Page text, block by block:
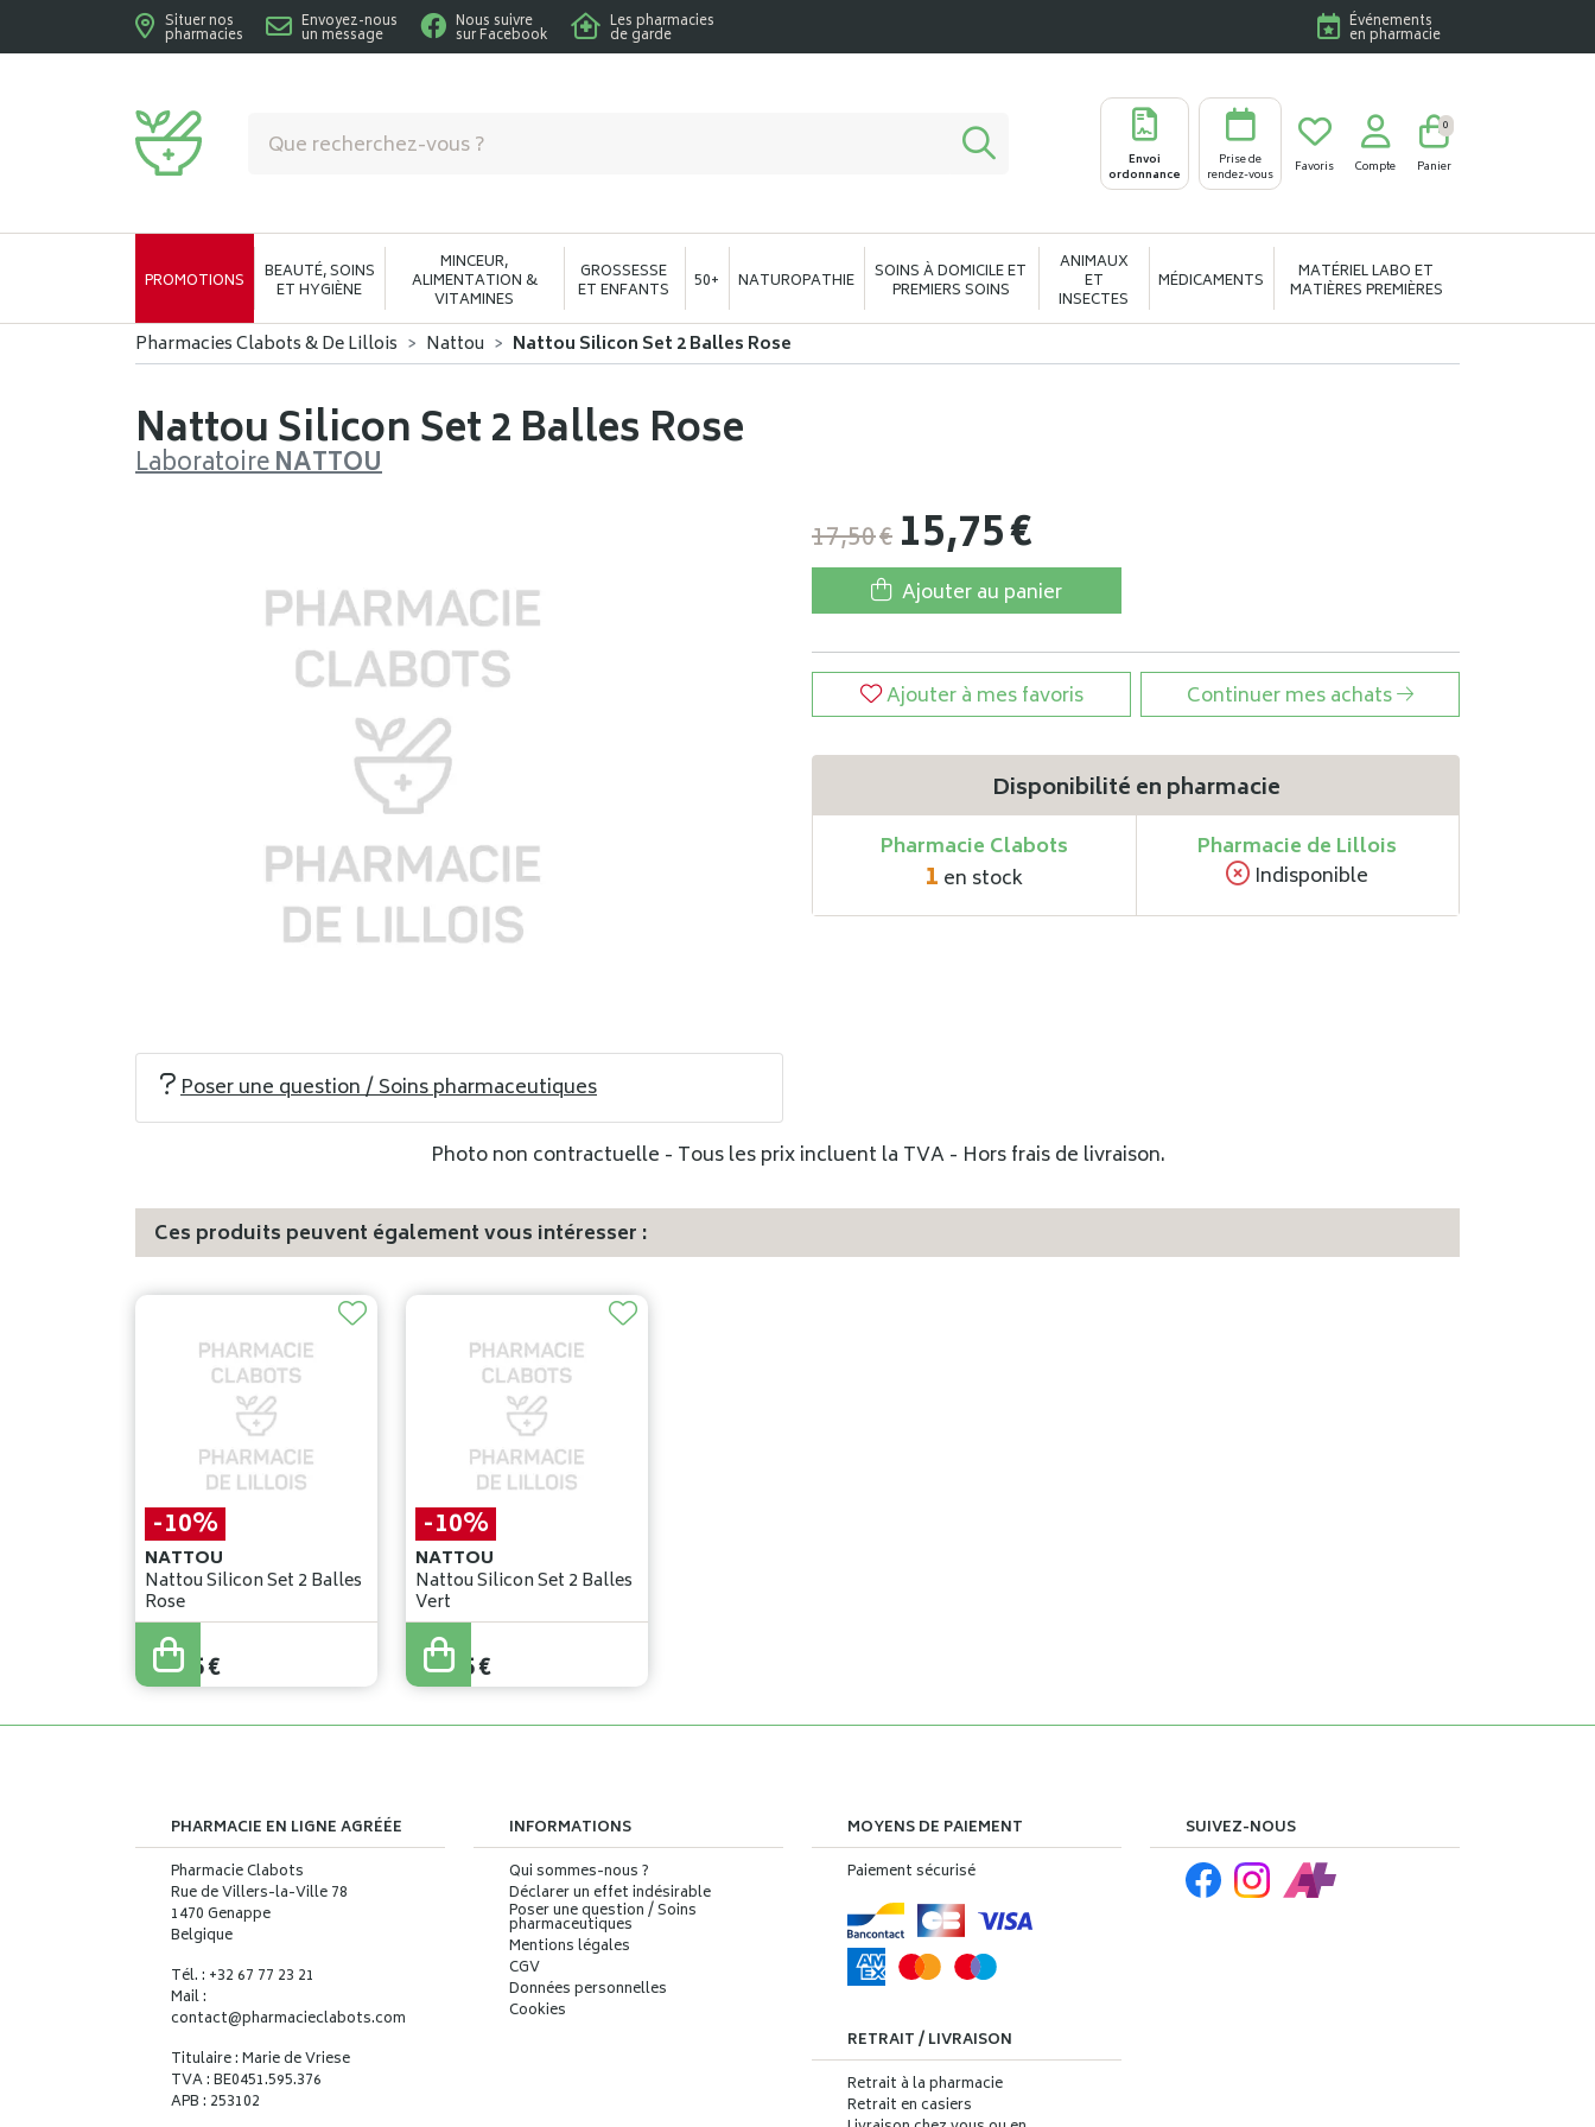
Situer nos
pharmacies
Envoyez-nous
un message
Nous suivre
sur Facebook
Les pharmacies
de garde
Événements
en pharmacie
Envoi
ordonnance
Prise de
rendez-vous
Favoris Compte Panier
0
PROMOTIONS BEAUTÉ, SOINS
ET HYGIÈNE
MINCEUR,
ALIMENTATION &
VITAMINES
GROSSESSE
ET ENFANTS 50+ NATUROPATHIE SOINS À DOMICILE ET
PREMIERS SOINS
ANIMAUX
ET
INSECTES
MÉDICAMENTS MATÉRIEL LABO ET
MATIÈRES PREMIÈRES
Pharmacies Clabots & De Lillois Nattou Nattou Silicon Set 2 Balles Rose
Nattou Silicon Set 2 Balles Rose
LaboratoireNATTOU
17,50€ 15,75€
Ajouter au panier
Ajouter à mes favoris Continuer mes achats
Disponibilité en pharmacie
Pharmacie Clabots
1 en stock
Pharmacie de Lillois
Indisponible
Poser une question / Soins pharmaceutiques
Photo non contractuelle - Tous les prix incluent la TVA - Hors frais de livraison.
Ces produits peuvent également vous intéresser :
-10%
NATTOU
Nattou Silicon Set 2 Balles
Rose
17,50
15,75€
-10%
NATTOU
Nattou Silicon Set 2 Balles
Vert
17,50
15,75€
PHARMACIE EN LIGNE AGRÉÉE
Pharmacie Clabots
Rue de Villers-la-Ville 78
1470 Genappe
Belgique
Tél. : +32 67 77 23 21
Mail :
contact@pharmacieclabots.com
Titulaire : Marie de Vriese
TVA : BE0451.595.376
APB : 253102
INFORMATIONS
Qui sommes-nous ?
Déclarer un effet indésirable
Poser une question / Soins
pharmaceutiques
Mentions légales
CGV
Données personnelles
Cookies
MOYENS DE PAIEMENT
Paiement sécurisé
RETRAIT / LIVRAISON
Retrait à la pharmacie
Retrait en casiers
SUIVEZ-NOUS